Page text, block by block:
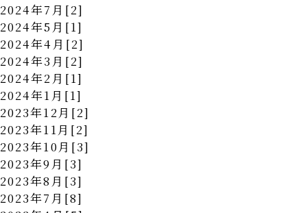
2024年7月[2]
2024年5月[1]
2024年4月[2]
2024年3月[2]
2024年2月[1]
2024年1月[1]
2023年12月[2]
2023年11月[2]
2023年10月[3]
2023年9月[3]
2023年8月[3]
2023年7月[8]